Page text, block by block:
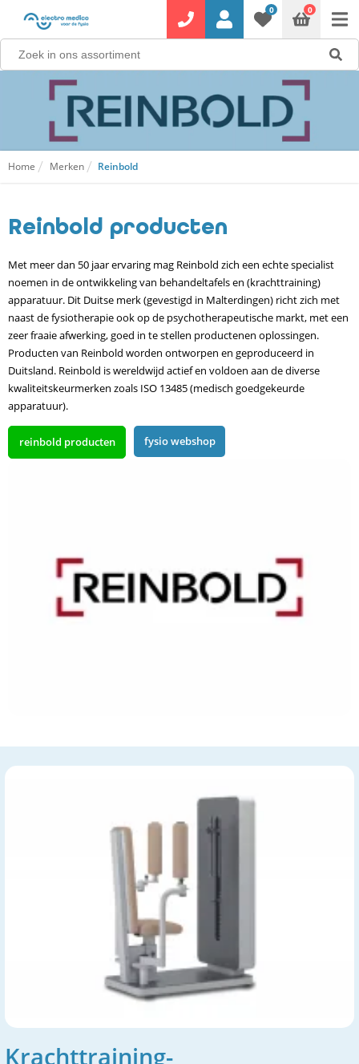
0 0
Home Merken Reinbold
Reinbold producten
Met meer dan 50 jaar ervaring mag Reinbold zich een echte specialist
noemen in de ontwikkeling van behandeltafels en (krachttraining)
apparatuur. Dit Duitse merk (gevestigd in Malterdingen) richt zich met
naast de fysiotherapie ook op de psychotherapeutische markt, met een
zeer fraaie afwerking, goed in te stellen productenen oplossingen.
Producten van Reinbold worden ontworpen en geproduceerd in
Duitsland. Reinbold is wereldwijd actief en voldoen aan de diverse
kwaliteitskeurmerken zoals ISO 13485 (medisch goedgekeurde
apparatuur).
reinbold producten fysio webshop
Krachttraining-